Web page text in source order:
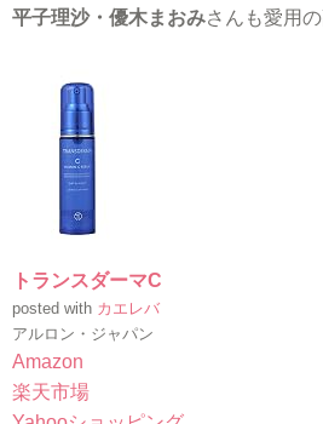
平子理沙・優木まおみさんも愛用
トランスダーマC
posted with カエレバ
アルロン・ジャパン
Amazon
楽天市場